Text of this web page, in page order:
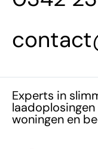
Experts in
woningen en